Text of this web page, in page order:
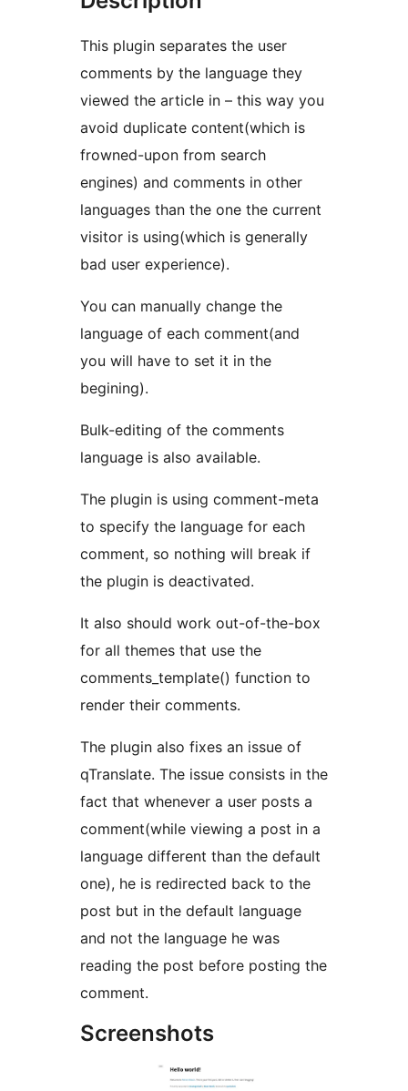
This plugin separates the user
comments by the language they
viewed the article in – this way you
avoid duplicate content(which is
frowned-upon from search
engines) and comments in other
languages than the one the current
visitor is using(which is generally
bad user experience).
You can manually change the
language of each comment(and
you will have to set it in the
begining).
Bulk-editing of the comments
language is also available.
The plugin is using comment-meta
to specify the language for each
comment, so nothing will break if
the plugin is deactivated.
It also should work out-of-the-box
for all themes that use the
comments_template() function to
render their comments.
The plugin also fixes an issue of
qTranslate. The issue consists in the
fact that whenever a user posts a
comment(while viewing a post in a
language different than the default
one), he is redirected back to the
post but in the default language
and not the language he was
reading the post before posting the
comment.
Screenshots